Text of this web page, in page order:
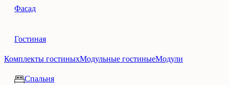
Фасад
Гостиная
Комплекты гостиныхМодульные гостиныеМодули
Спальня